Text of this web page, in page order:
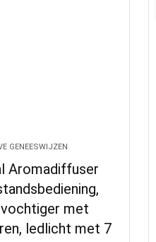
GENEESWIJZEN
Aromadiffuser
met
ledlicht met 7